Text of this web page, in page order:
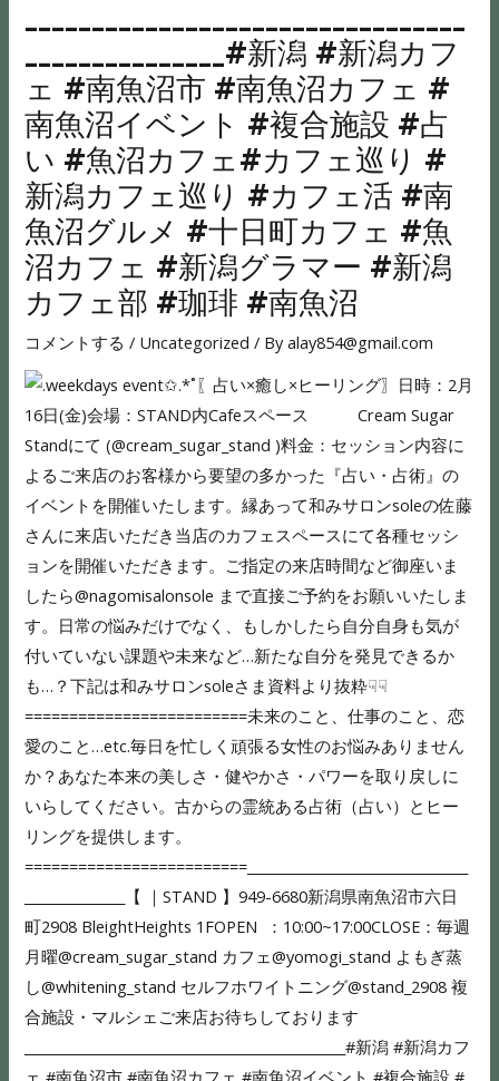
_______________#新潟 #新潟カフ
ェ #南魚沼市 #南魚沼カフェ #
南魚沼イベント #複合施設 #占
い #魚沼カフェ#カフェ巡り #
新潟カフェ巡り #カフェ活 #南
魚沼グルメ #十日町カフェ #魚
沼カフェ #新潟グラマー #新潟
カフェ部 #珈琲 #南魚沼
コメントする / Uncategorized / Byalay854@gmail.com